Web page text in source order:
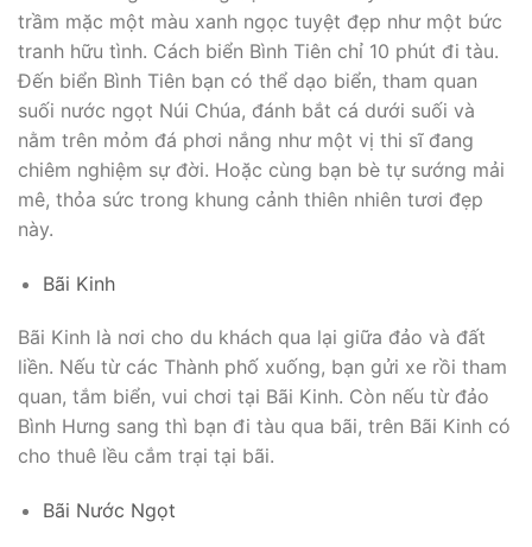
trầm mặc một màu xanh ngọc tuyệt đẹp như một bức
tranh hữu tình. Cách biển Bình Tiên chỉ 10 phút đi tàu.
Đến biển Bình Tiên bạn có thể dạo biển, tham quan
suối nước ngọt Núi Chúa, đánh bắt cá dưới suối và
nằm trên mỏm đá phơi nắng như một vị thi sĩ đang
chiêm nghiệm sự đời. Hoặc cùng bạn bè tự sướng mải
mê, thỏa sức trong khung cảnh thiên nhiên tươi đẹp
này.
Bãi Kinh
Bãi Kinh là nơi cho du khách qua lại giữa đảo và đất
liền. Nếu từ các Thành phố xuống, bạn gửi xe rồi tham
quan, tắm biển, vui chơi tại Bãi Kinh. Còn nếu từ đảo
Bình Hưng sang thì bạn đi tàu qua bãi, trên Bãi Kinh có
cho thuê lều cắm trại tại bãi.
Bãi Nước Ngọt